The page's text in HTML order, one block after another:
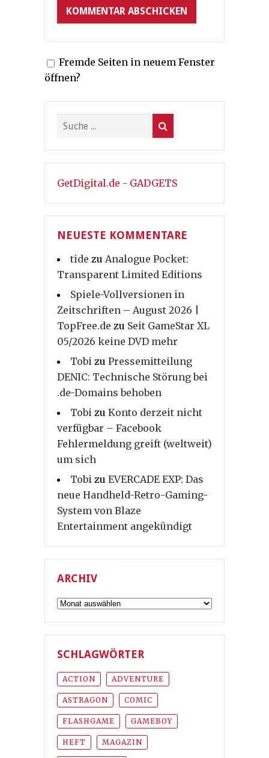
Fremde Seiten in neuem Fenster
öffnen?
GetDigital.de - GADGETS
NEUESTE KOMMENTARE
tide zu Analogue Pocket:
Transparent Limited Editions
Spiele-Vollversionen in
Zeitschriften – August 2026 |
TopFree.de zu Seit GameStar XL
05/2026 keine DVD mehr
Tobi zu Pressemitteilung
DENIC: Technische Störung bei
.de-Domains behoben
Tobi zu Konto derzeit nicht
verfügbar – Facebook
Fehlermeldung greift (weltweit)
um sich
Tobi zu EVERCADE EXP: Das
neue Handheld-Retro-Gaming-
System von Blaze
Entertainment angekündigt
ARCHIV
Archiv
SCHLAGWÖRTER
ACTION ADVENTURE
ASTRAGON COMIC
FLASHGAME GAMEBOY
HEFT MAGAZIN